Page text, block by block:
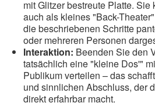
mit Glitzer bestreute Platte.
auch als kleines "Back-
die beschriebenen Schritte
oder mehreren Personen
Interaktion: Beenden Sie den
tatsächlich eine "kleine Dos'"
Publikum verteilen – das
und sinnlichen Abschluss, der
direkt erfahrbar macht.